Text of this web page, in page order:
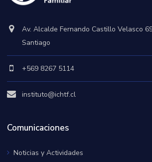
Av. Alcalde Fernando Castillo Velasco
Santiago
+569 8267 5114
instituto@ichtf.cl
Comunicaciones
Noticias y Actividades